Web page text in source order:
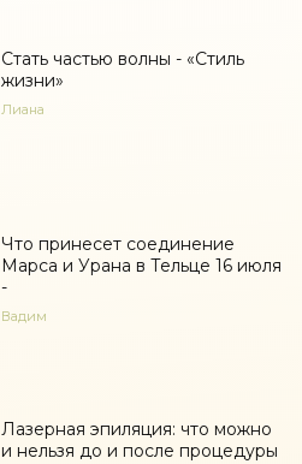
Стать частью волны - «Стиль
жизни»
Лиана
Что принесет соединение
Марса и Урана в Тельце 16 июля
-
Вадим
Лазерная эпиляция: что можно
и нельзя до и после процедуры